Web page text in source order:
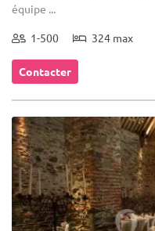
équipe ...
1-500 324 max
Contacter